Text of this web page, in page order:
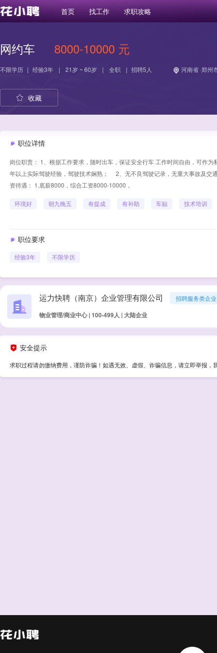
首页 找工作 求职攻略
网约车 8000-10000 元
不限学历 | 经验3年 | 21岁 ~ 60岁 | 全职 | 招聘5人 河南省 ·郑州
收藏
职位详情
岗位职责： 1、根据工作要求，随时出车，保证安全行车 工作时间自由，可作
年以上实际驾驶经验，驾驶技术娴熟； 2、无不良驾驶记录，无重大事故及
资待遇： 1.底薪8000，综合工资8000-10000，
环境好 朝九晚五 有提成 有补助 车贴 技术培训
职位要求
经验3年 不限学历
运力快聘（南京）企业管理有限公司 招聘服务类企业
物业管理/商业中心 | 100-499人 | 大陆企业
安全提示
求职过程请勿缴纳费用，谨防诈骗！如遇无效、虚假、诈骗信息，请立即举报，